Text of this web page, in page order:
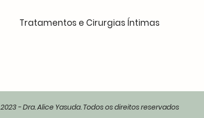
Tratamentos e Cirurgias Íntimas
2023 - Dra. Alice Yasuda. Todos os direitos reservados